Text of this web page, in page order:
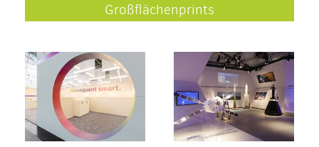
Großflächenprints